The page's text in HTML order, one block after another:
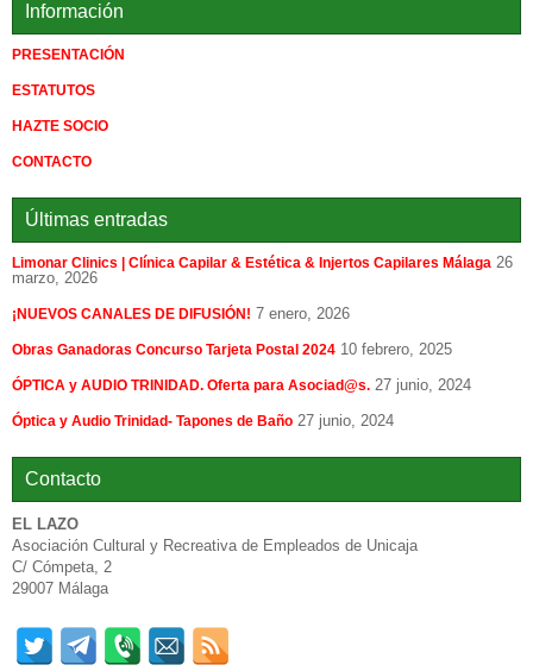
Información
PRESENTACIÓN
ESTATUTOS
HAZTE SOCIO
CONTACTO
Últimas entradas
Limonar Clinics | Clínica Capilar & Estética & Injertos Capilares Málaga 26
marzo, 2026
¡NUEVOS CANALES DE DIFUSIÓN! 7 enero, 2026
Obras Ganadoras Concurso Tarjeta Postal 2024 10 febrero, 2025
ÓPTICA y AUDIO TRINIDAD. Oferta para Asociad@s. 27 junio, 2024
Óptica y Audio Trinidad- Tapones de Baño 27 junio, 2024
Contacto
EL LAZO
Asociación Cultural y Recreativa de Empleados de Unicaja
C/ Cómpeta, 2
29007 Málaga